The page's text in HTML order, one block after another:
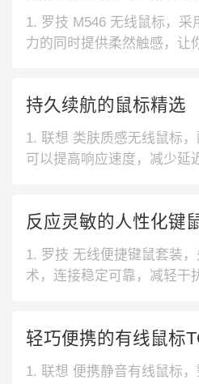
1. 罗技 M546 无线鼠标，采
力的同时提供柔然触感，让
接中断，使用安心，适用于
600DPI让你工作效率提升
持久续航的鼠标精选
1. 联想 类肤质感无线鼠标，
可以提高响应速度，减少延
计，配以磨砂材质上盖，握
手。支持8挡DPI自由调节，
3. 小米 静音无线鼠标
反应灵敏的人性化键
1. 罗技 无线便捷键鼠套装
术，连接稳定可靠，减轻干
工作之间切换更加方便，省
键帽设计，精致实用，拥
轻巧便携的有线鼠标
1. 联想 便携静音有线鼠标